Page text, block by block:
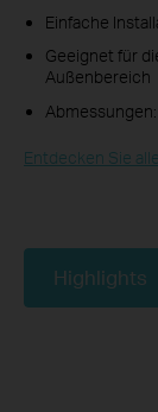
Einfache
Geeignet für
Außenbereich
Entdecken Sie
Highlights